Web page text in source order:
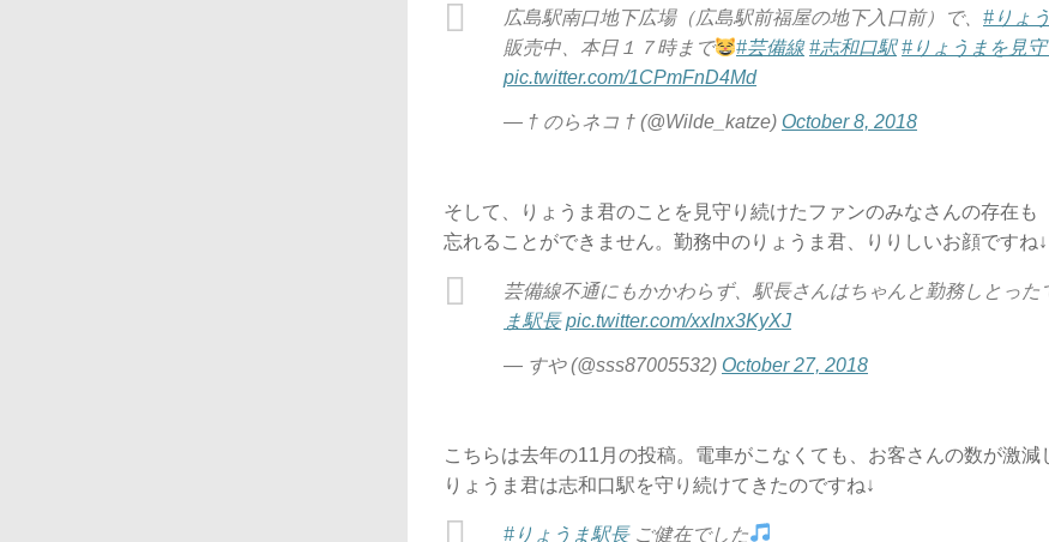
広島駅南口地下広場（広島駅前福屋の地下入口前）で、 #りょ
販売中、本日１７時まで
#芸備線 #志和口駅 #りょうまを見
pic.twitter.com/1CPmFnD4Md
— † のらネコ † (@Wilde_katze) October 8, 2018
そして、りょうま君のことを見守り続けたファンのみなさんの存在も
忘れることができません。勤務中のりょうま君、りりしいお顔ですね↓
芸備線不通にもかかわらず、駅長さんはちゃんと勤務しとった
ま駅長 pic.twitter.com/xxInx3KyXJ
— すや (@sss87005532) October 27, 2018
こちらは去年の11月の投稿。電車がこなくても、お客さんの数が激減
りょうま君は志和口駅を守り続けてきたのですね↓
#りょうま駅長ご健在でした